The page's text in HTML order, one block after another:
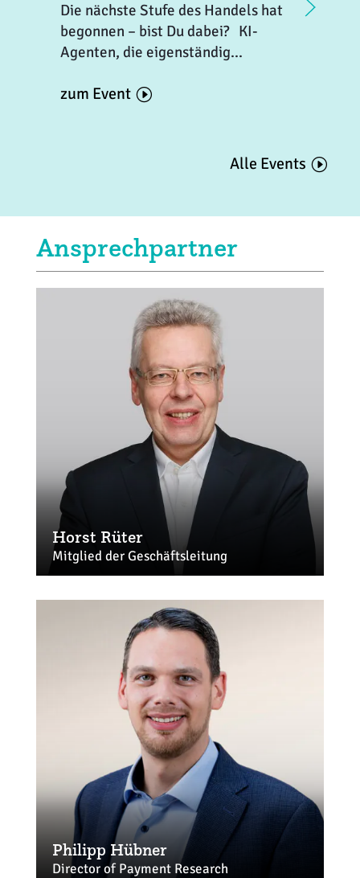
Die nächste Stufe des Handels hat
begonnen – bist Du dabei? KI-
Agenten, die eigenständig...
zum Event
Alle Events
Ansprechpartner
Horst Rüter
Mitglied der Geschäftsleitung
+49 221 57993-54
Philipp Hübner
Director of Payment Research